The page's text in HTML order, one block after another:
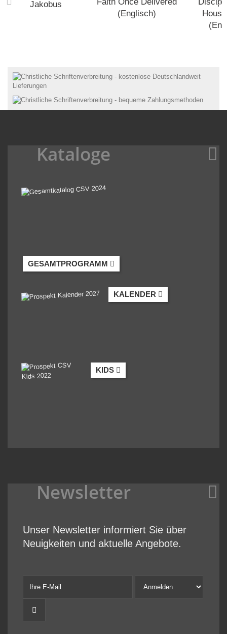
Jakobus
(Englisch)
Kataloge
GESAMTPROGRAMM
KALENDER
KIDS
Newsletter
Unser Newsletter informiert Sie über
Neuigkeiten und aktuelle Angebote.